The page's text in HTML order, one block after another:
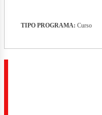
TIPO PROGRAMA: Curso